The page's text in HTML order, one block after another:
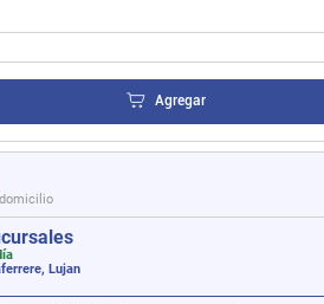
Agregar
Lujan